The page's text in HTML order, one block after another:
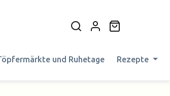
und Ruhetage Rezepte